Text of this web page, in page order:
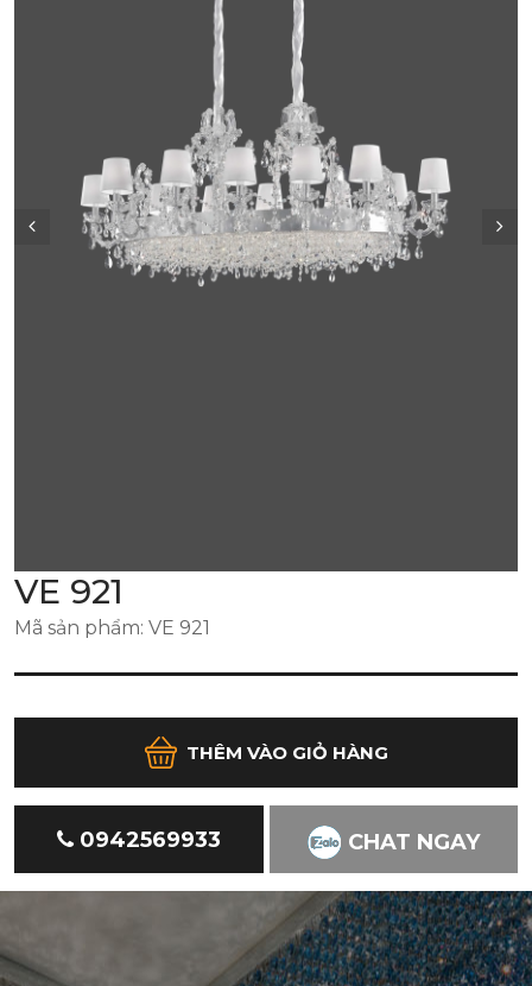
VE 921
Mã sản phẩm: VE 921
THÊM VÀO GIỎ HÀNG
0942569933 CHAT NGAY